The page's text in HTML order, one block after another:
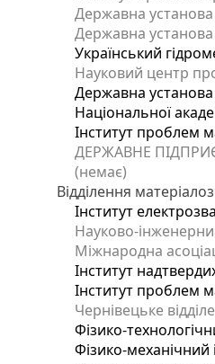
Державна установа
Державна установа
Український
Науковий центр
Державна установа
Національної
Інститут проблем
ДЕРЖАВНЕ
(немає)
Відділення
Інститут
Науково-
Міжнародна
Інститут
Інститут проблем
Чернівецьке
Фізико-
Фізико-механічний